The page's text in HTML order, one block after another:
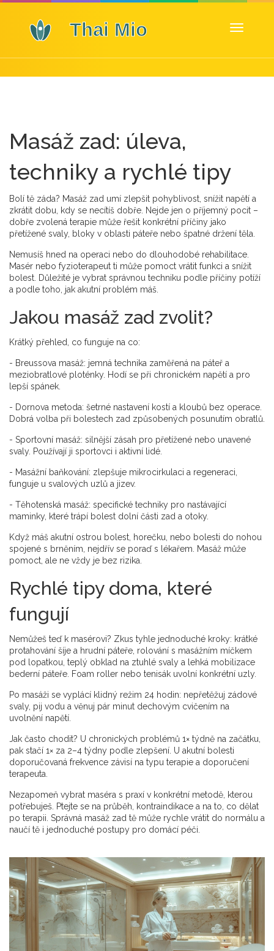
Zobrazit
Masáž zad: úleva,
techniky a rychlé tipy
Bolí tě záda? Masáž zad umí zlepšit pohyblivost, snížit napětí a
zkrátit dobu, kdy se necítíš dobře. Nejde jen o příjemný pocit –
dobře zvolená terapie může řešit konkrétní příčiny jako
přetížené svaly, bloky v oblasti páteře nebo špatné držení těla.
Nemusíš hned na operaci nebo do dlouhodobé rehabilitace.
Masér nebo fyzioterapeut ti může pomoct vrátit funkci a snížit
bolest. Důležité je vybrat správnou techniku podle příčiny potíží
a podle toho, jak akutní problém máš.
Jakou masáž zad zvolit?
Krátký přehled, co funguje na co:
- Breussova masáž: jemná technika zaměřená na páteř a
meziobratlové ploténky. Hodí se při chronickém napětí a pro
lepší spánek.
- Dornova metoda: šetrné nastavení kostí a kloubů bez operace.
Dobrá volba při bolestech zad způsobených posunutím obratlů.
- Sportovní masáž: silnější zásah pro přetížené nebo unavené
svaly. Používají ji sportovci i aktivní lidé.
- Masážní baňkování: zlepšuje mikrocirkulaci a regeneraci,
funguje u svalových uzlů a jizev.
- Těhotenská masáž: specifické techniky pro nastávající
maminky, které trápí bolest dolní části zad a otoky.
Když máš akutní ostrou bolest, horečku, nebo bolesti do nohou
spojené s brněním, nejdřív se poraď s lékařem. Masáž může
pomoct, ale ne vždy je bez rizika.
Rychlé tipy doma, které
fungují
Nemůžeš teď k masérovi? Zkus tyhle jednoduché kroky: krátké
protahování šíje a hrudní páteře, rolování s masážním míčkem
pod lopatkou, teplý obklad na ztuhlé svaly a lehká mobilizace
bederní páteře. Foam roller nebo tenisák uvolní konkrétní uzly.
Po masáži se vyplácí klidný režim 24 hodin: nepřetěžuj zádové
svaly, pij vodu a věnuj pár minut dechovým cvičením na
uvolnění napětí.
Jak často chodit? U chronických problémů 1× týdně na začátku,
pak stačí 1× za 2–4 týdny podle zlepšení. U akutní bolesti
doporučovaná frekvence závisí na typu terapie a doporučení
terapeuta.
Nezapomeň vybrat maséra s praxí v konkrétní metodě, kterou
potřebuješ. Ptejte se na průběh, kontraindikace a na to, co dělat
po terapii. Správná masáž zad tě může rychle vrátit do normálu a
naučí tě i jednoduché postupy pro domácí péči.